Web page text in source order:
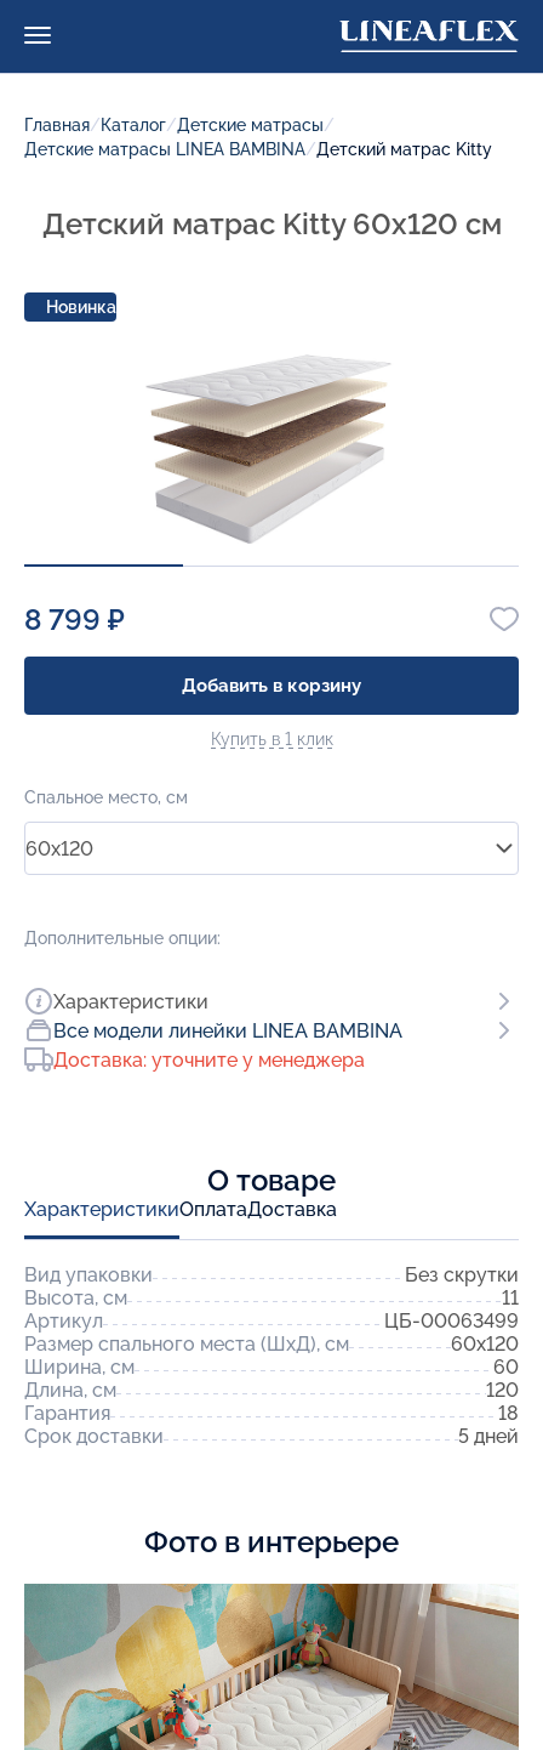
Главная/Каталог/Детские матрасы/
Детские матрасы LINEA BAMBINA/Детский матрас Kitty
О товаре
ХарактеристикиОплатаДоставка
Вид упаковки
Без скрутки
Высота, см
11
Артикул
ЦБ-00063499
Размер спального места (ШхД), см
60x120
Ширина, см
60
Длина, см
120
Гарантия
18
Срок доставки
5 дней
Детский матрас Kitty 60x120 см
Новинка
8 799 ₽
Добавить в корзину
Купить в 1 клик
Спальное место, см
60x120
Дополнительные опции:
Характеристики
Все модели линейки LINEA BAMBINA
Доставка: уточните у менеджера
Фото в интерьере